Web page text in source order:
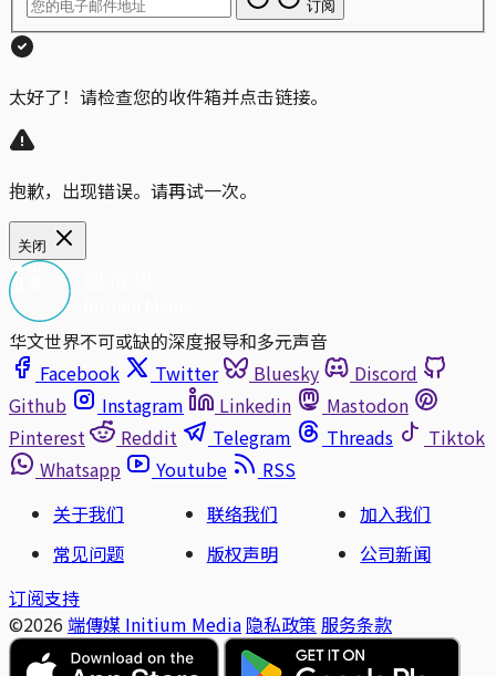
订阅
太好了！请检查您的收件箱并点击链接。
抱歉，出现错误。请再试一次。
关闭
华文世界不可或缺的深度报导和多元声音
Facebook
Twitter Bluesky
Discord
Github
Instagram Linkedin
Mastodon
Pinterest
Reddit Telegram Threads
Tiktok
Whatsapp
Youtube
RSS
关于我们
联络我们
加入我们
常见问题
版权声明
公司新闻
订阅支持
©2026 端傳媒 Initium Media 隐私政策 服务条款